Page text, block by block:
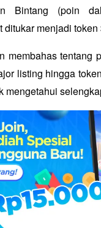
Bintang (poin
ditukar menjadi token
membahas tentang
listing hingga
mengetahui